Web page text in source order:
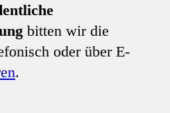
bitten wir die
oder über E-
.